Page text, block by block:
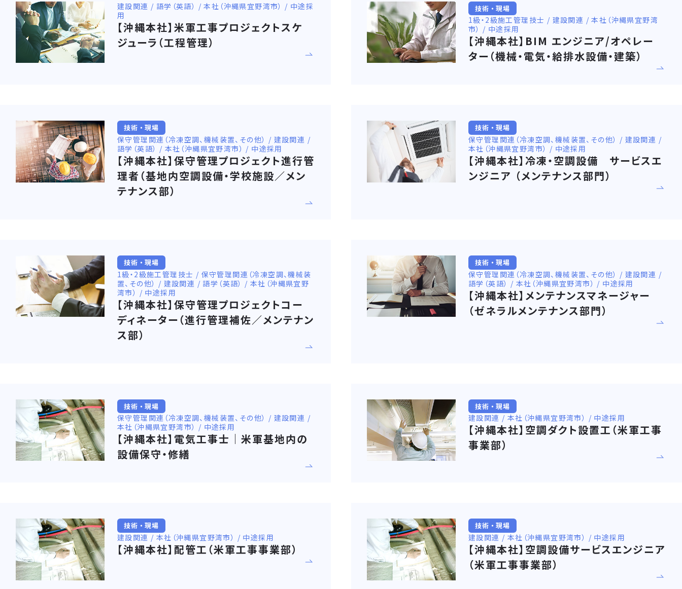
建設関連 / 語学（英語） / 本社（沖縄県宜野湾市） / 中途採
用
【沖縄本社】米軍工事プロジェクトスケ
ジューラ（工程管理）
技術・現場
1級・2級施工管理技士 / 建設関連 / 本社（沖縄県宜野湾
市） / 中途採用
【沖縄本社】BIM エンジニア/オペレー
ター（機械・電気・給排水設備・建築）
技術・現場
保守管理関連（冷凍空調、機械装置、その他） / 建設関連 /
語学（英語） / 本社（沖縄県宜野湾市） / 中途採用
【沖縄本社】保守管理プロジェクト進行管
理者（基地内空調設備・学校施設／メン
テナンス部）
技術・現場
保守管理関連（冷凍空調、機械装置、その他） / 建設関連 /
本社（沖縄県宜野湾市） / 中途採用
【沖縄本社】冷凍・空調設備 サービスエ
ンジニア （メンテナンス部門）
技術・現場
1級・2級施工管理技士 / 保守管理関連（冷凍空調、機械装
置、その他） / 建設関連 / 語学（英語） / 本社（沖縄県宜野
湾市） / 中途採用
【沖縄本社】保守管理プロジェクトコー
ディネーター（進行管理補佐／メンテナン
ス部）
技術・現場
保守管理関連（冷凍空調、機械装置、その他） / 建設関連 /
語学（英語） / 本社（沖縄県宜野湾市） / 中途採用
【沖縄本社】メンテナンスマネージャー
（ゼネラルメンテナンス部門）
技術・現場
保守管理関連（冷凍空調、機械装置、その他） / 建設関連 /
本社（沖縄県宜野湾市） / 中途採用
【沖縄本社】電気工事士｜米軍基地内の
設備保守・修繕
技術・現場
建設関連 / 本社（沖縄県宜野湾市） / 中途採用
【沖縄本社】空調ダクト設置工（米軍工事
事業部）
技術・現場
建設関連 / 本社（沖縄県宜野湾市） / 中途採用
【沖縄本社】配管工（米軍工事事業部）
技術・現場
建設関連 / 本社（沖縄県宜野湾市） / 中途採用
【沖縄本社】空調設備サービスエンジニア
（米軍工事事業部）